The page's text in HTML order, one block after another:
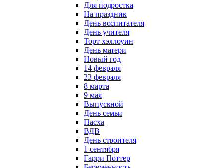
Для подростка
На праздник
День воспитателя
День учителя
Торт хэллоуин
День матери
Новый год
14 февраля
23 февраля
8 марта
9 мая
Выпускной
День семьи
Пасха
ВДВ
День строителя
1 сентября
Гарри Поттер